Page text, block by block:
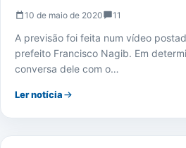
10 de maio de 2020 11
A previsão foi feita num vídeo
prefeito Francisco Nagib. Em
conversa dele com o…
Ler notícia
NOTÍCIAS